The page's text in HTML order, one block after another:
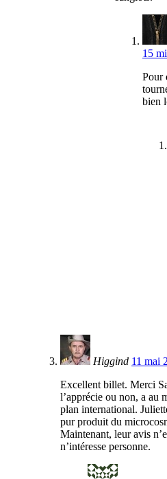
15
Pour
bien
Higgind 11 mai
Excellent billet. Merci
l’apprécie ou non, a au
plan international.
pur produit du
Maintenant, leur avis
n’intéresse personne.